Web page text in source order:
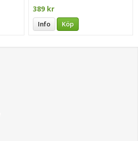
389 kr
Info Köp